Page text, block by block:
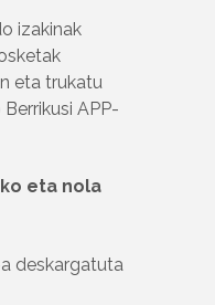
izakinak
eta trukatu
APP-
eta nola
deskargatuta